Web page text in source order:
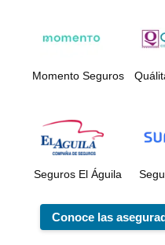
Momento Seguros
Seguros El Águila
Conoce las